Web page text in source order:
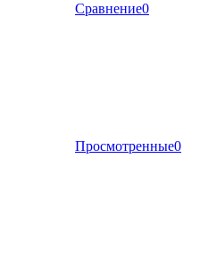
Сравнение0
Просмотренные0